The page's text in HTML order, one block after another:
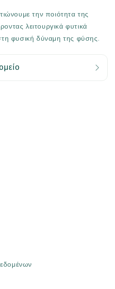
την ποιότητα της
λειτουργικά φυτικά
φυσική δύναμη της φύσης.